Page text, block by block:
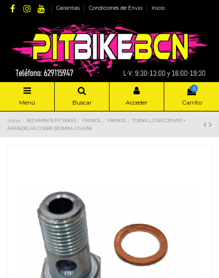
Garantias Condiciones de Envio Inicio
Menú Buscar Acceder
0
Carrito
Inicio RECAMBIOS PIT BIKES FRENOS FRENOS
TORNILLO RACOR M10 +
ARANDELAS COBRE (BOMBA JJUAN)